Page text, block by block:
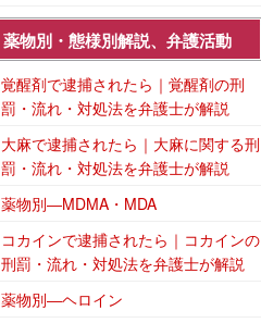
薬物別・態様別解説、弁護活動
覚醒剤で逮捕されたら｜覚醒剤の刑
罰・流れ・対処法を弁護士が解説
大麻で逮捕されたら｜大麻に関する刑
罰・流れ・対処法を弁護士が解説
薬物別―MDMA・MDA
コカインで逮捕されたら｜コカインの
刑罰・流れ・対処法を弁護士が解説
薬物別―ヘロイン